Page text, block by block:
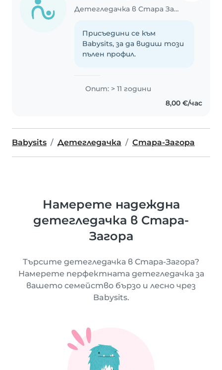
Детегледачка в Стара Загора
Присъедини се към
Babysits, за да видиш този
пълен профил.
Опит: > 11 години
8,00 €/час
Babysits Детегледачка Стара-Загора
Намерете надеждна
детегледачка в Стара-
Загора
Търсите детегледачка в Стара-Загора?
Намерете перфектната детегледачка за
вашето семейство бързо и лесно чрез
Babysits.